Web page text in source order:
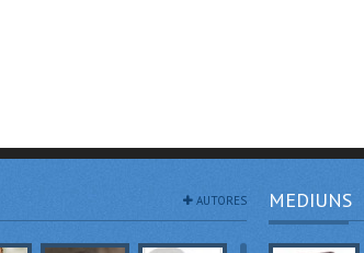
AUTORES MEDIUNS